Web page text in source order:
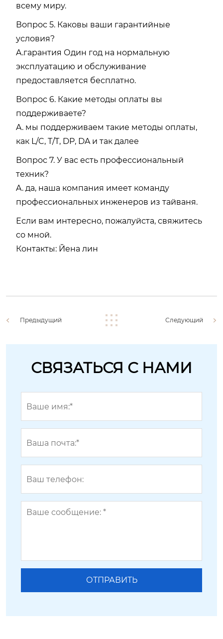
всему миру.
Вопрос 5. Каковы ваши гарантийные
условия?
A.гарантия Один год на нормальную
эксплуатацию и обслуживание
предоставляется бесплатно.
Вопрос 6. Какие методы оплаты вы
поддерживаете?
A. мы поддерживаем такие методы оплаты,
как L/C, T/T, DP, DA и так далее
Вопрос 7. У вас есть профессиональный
техник?
A. да, наша компания имеет команду
профессиональных инженеров из тайваня.
Если вам интересно, пожалуйста, свяжитесь
со мной.
Контакты: Йена лин
Предыдущий Следующий
СВЯЗАТЬСЯ С НАМИ